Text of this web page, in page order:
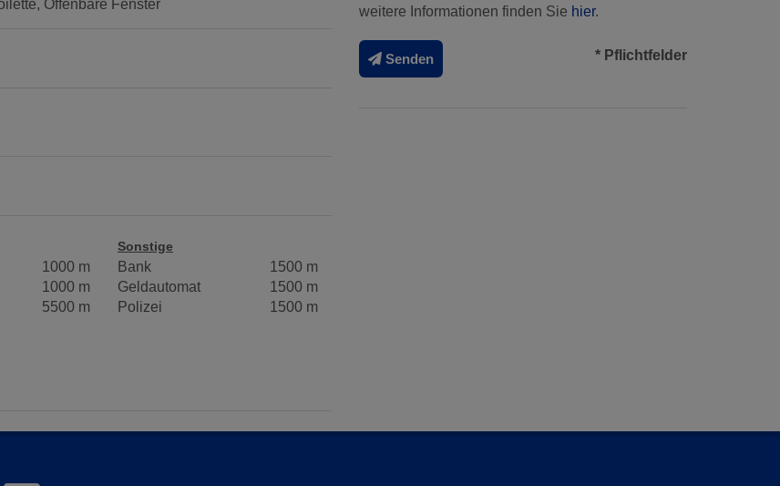
Öffenbare Fenster
1000 m
1000 m
5500 m
Sonstige
Bank
1500 m
Geldautomat
1500 m
Polizei
1500 m
weitere Informationen finden Sie hier.
Senden * Pflichtfelder